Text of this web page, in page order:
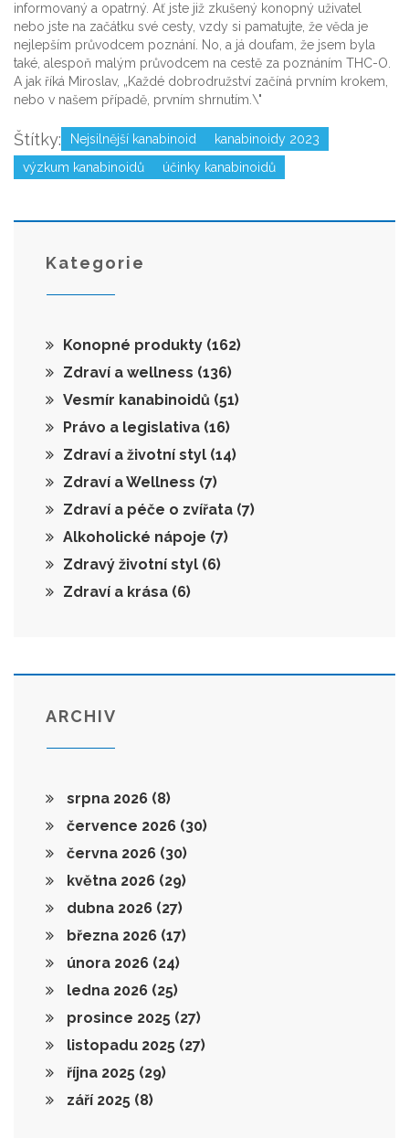
informovaný a opatrný. Ať jste již zkušený konopný uživatel
nebo jste na začátku své cesty, vzdy si pamatujte, že věda je
nejlepším průvodcem poznání. No, a já doufam, že jsem byla
také, alespoň malým průvodcem na cestě za poznáním THC-O.
A jak říká Miroslav, „Každé dobrodružství začíná prvním krokem,
nebo v našem případě, prvním shrnutím.\"
Štítky: Nejsilnější kanabinoid
kanabinoidy 2023
výzkum kanabinoidů
účinky kanabinoidů
Kategorie
Konopné produkty (162)
Zdraví a wellness (136)
Vesmír kanabinoidů (51)
Právo a legislativa (16)
Zdraví a životní styl (14)
Zdraví a Wellness (7)
Zdraví a péče o zvířata (7)
Alkoholické nápoje (7)
Zdravý životní styl (6)
Zdraví a krása (6)
ARCHIV
srpna 2026 (8)
července 2026 (30)
června 2026 (30)
května 2026 (29)
dubna 2026 (27)
března 2026 (17)
února 2026 (24)
ledna 2026 (25)
prosince 2025 (27)
listopadu 2025 (27)
října 2025 (29)
září 2025 (8)